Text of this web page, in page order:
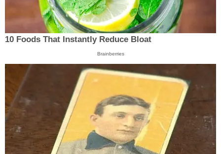
10 Foods That Instantly Reduce Bloat
Brainberries